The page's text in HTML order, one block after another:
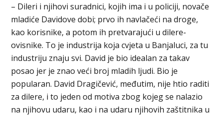
– Dileri i njihovi suradnici, kojih ima i u policiji, novače
mladiće Davidove dobi; prvo ih navlačeći na droge,
kao korisnike, a potom ih pretvarajući u dilere-
ovisnike. To je industrija koja cvjeta u Banjaluci, za tu
industriju znaju svi. David je bio idealan za takav
posao jer je znao veći broj mladih ljudi. Bio je
popularan. David Dragičević, međutim, nije htio raditi
za dilere, i to jeden od motiva zbog kojeg se nalazio
na njihovu udaru, kao i na udaru njihovih zaštitnika u